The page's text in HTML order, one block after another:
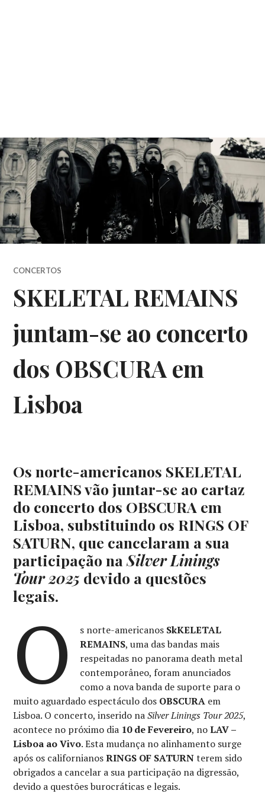
CONCERTOS
SKELETAL REMAINS
juntam-se ao concerto
dos OBSCURA em
Lisboa
Os norte-americanos SKELETAL
REMAINS vão juntar-se ao cartaz
do concerto dos OBSCURA em
Lisboa, substituindo os RINGS OF
SATURN, que cancelaram a sua
participação naSilver Linings
Tour 2025 devido a questões
legais.
O s norte-americanos SkKELETAL
REMAINS, uma das bandas mais
respeitadas no panorama death metal
contemporâneo, foram anunciados
como a nova banda de suporte para o
muito aguardado espectáculo dos OBSCURA em
Lisboa. O concerto, inserido naSilver Linings Tour 2025,
acontece no próximo dia 10 de Fevereiro, noLAV –
Lisboa ao Vivo. Esta mudança no alinhamento surge
após os californianosRINGS OF SATURNterem sido
obrigados a cancelar a sua participação na digressão,
devido a questões burocráticas e legais.